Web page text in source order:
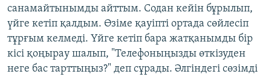
санамайтынымды айттым. Содан кейін бұрылып,
үйге кетіп қалдым. Өзіме қауіпті ортада сөйлесіп
тұрғым келмеді. Үйге кетіп бара жатқанымды бір
кісі қоңырау шалып, "Телефоныңызды өткізуден
неге бас тарттыңыз?" деп сұрады. Әлгіндегі сөзімді